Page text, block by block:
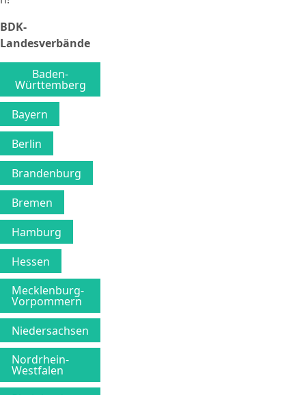
BDK-
Landesverbände
Baden-
Württemberg
Bayern
Berlin
Brandenburg
Bremen
Hamburg
Hessen
Mecklenburg-
Vorpommern
Niedersachsen
Nordrhein-
Westfalen